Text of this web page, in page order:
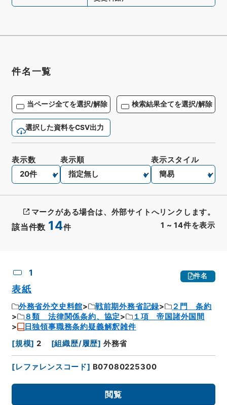
件名一覧
当ページ全てを選択/解除 検索結果全てを選択/解除
選択した資料をCSV出力
該当件数 14件 1 ~ 14件を表示
表示数 表示順 表示スタイル
マークがある場合は、外部サイトへリンクします。
1 件名
表紙
外務省外交史料館 戦前期外務省記録
２門 条約
８類 法律関係条約、協定
１項 帝国諸外国間
日独領事職務条約疑義解釈雑件
[規模] 2 [組織歴/履歴] 外務省
[レファレンスコード] B07080225300
閲覧